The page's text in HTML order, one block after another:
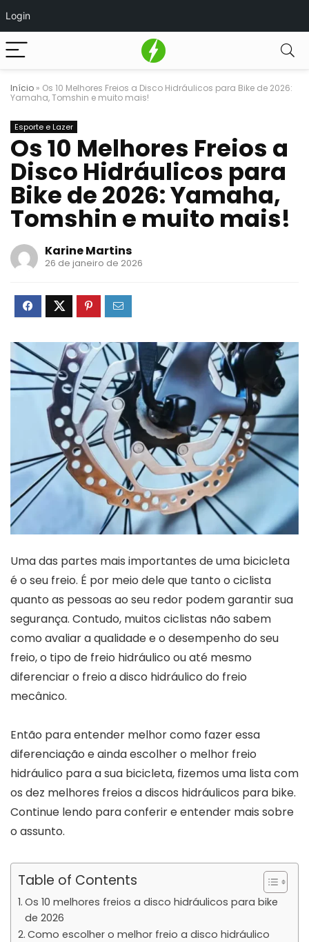
Login
Início » Os 10 Melhores Freios a Disco Hidráulicos para Bike de 2026:
Yamaha, Tomshin e muito mais!
Esporte e Lazer
Os 10 Melhores Freios a
Disco Hidráulicos para
Bike de 2026: Yamaha,
Tomshin e muito mais!
Karine Martins
26 de janeiro de 2026
Uma das partes mais importantes de uma bicicleta
é o seu freio. É por meio dele que tanto o ciclista
quanto as pessoas ao seu redor podem garantir sua
segurança. Contudo, muitos ciclistas não sabem
como avaliar a qualidade e o desempenho do seu
freio, o tipo de freio hidráulico ou até mesmo
diferenciar o freio a disco hidráulico do freio
mecânico.
Então para entender melhor como fazer essa
diferenciação e ainda escolher o melhor freio
hidráulico para a sua bicicleta, fizemos uma lista com
os dez melhores freios a discos hidráulicos para bike.
Continue lendo para conferir e entender mais sobre
o assunto.
Table of Contents
Os 10 melhores freios a disco hidráulicos para bike
de 2026
Como escolher o melhor freio a disco hidráulico